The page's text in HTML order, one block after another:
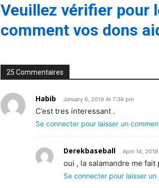
Veuillez vérifier pour
comment vos dons
25 Commentaires
Habib January 6, 2019 At 7:36 pm
C’est tres interessant .
Se connecter pour laisser un
Derekbaseball April 14,
oui , la salamandre me
Se connecter pour laisser